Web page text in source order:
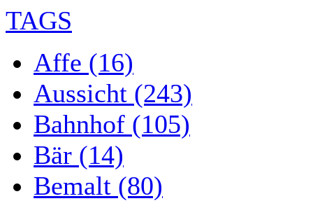
TAGS
Affe (16)
Aussicht (243)
Bahnhof (105)
Bär (14)
Bemalt (80)